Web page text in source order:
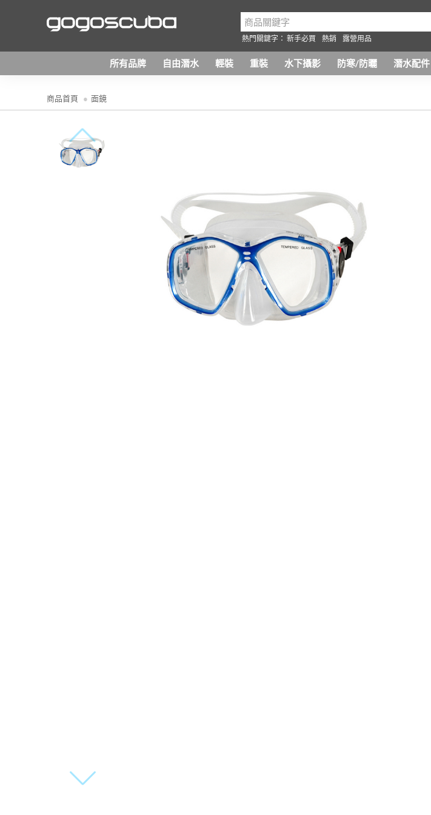
熱門關鍵字： 新手必買 熱銷 露營用品
所有品牌 自由潛水 輕裝 重裝 水下攝影 防寒/防曬 潛水配件
商品首頁 面鏡